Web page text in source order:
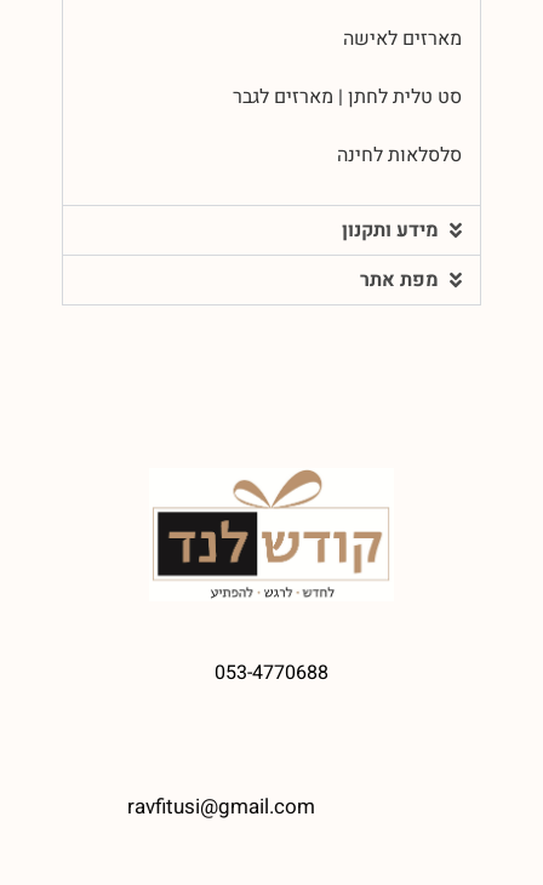
מארזים לאישה
סט טלית לחתן | מארזים לגבר
סלסלאות לחינה
מידע ותקנון
מפת אתר
053-4770688